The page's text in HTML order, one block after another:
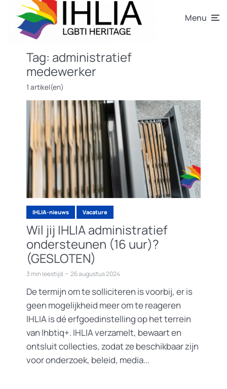
Menu
Tag: administratief
medewerker
1 artikel(en)
IHLIA-nieuws Vacature
Wil jij IHLIA administratief
ondersteunen (16 uur)?
(GESLOTEN)
3 min leestijd 26 augustus 2024
De termijn om te solliciteren is voorbij, er is
geen mogelijkheid meer om te reageren
IHLIA is dé erfgoedinstelling op het terrein
van lhbtiq+. IHLIA verzamelt, bewaart en
ontsluit collecties, zodat ze beschikbaar zijn
voor onderzoek, beleid, media...